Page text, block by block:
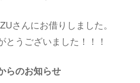
さんにお借りしました。
とうございました！！！
らのお知らせ